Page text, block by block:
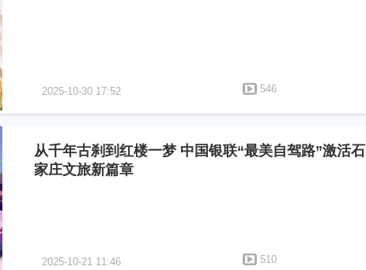
2025-10-30 17:52 546
从千年古刹到红楼一梦 中国银联“最美自驾路”激活石
家庄文旅新篇章
2025-10-21 11:46 510